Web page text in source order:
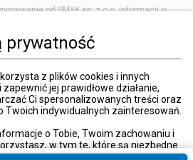
prywatność
z plików cookies i innych
jej prawidłowe działanie,
Ci spersonalizowanych treści oraz
Twoich indywidualnych zainteresowań.
o Tobie, Twoim zachowaniu i
w tym te, które są niezbędne
strony internetowej smyk.com.
od SMYK sp. z o.o. informacji o
łatwością cofnąć wyrażone zgody.